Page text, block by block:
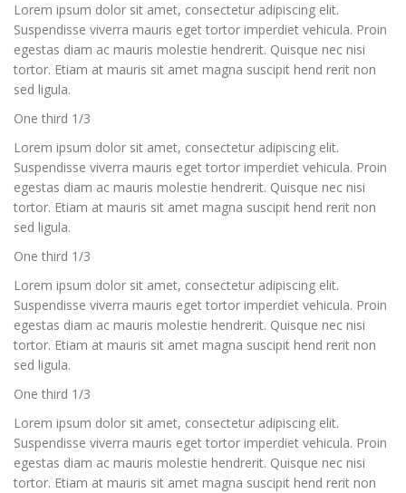
Lorem ipsum dolor sit amet, consectetur adipiscing elit.
Suspendisse viverra mauris eget tortor imperdiet vehicula. Proin
egestas diam ac mauris molestie hendrerit. Quisque nec nisi
tortor. Etiam at mauris sit amet magna suscipit hend rerit non
sed ligula.
One third 1/3
Lorem ipsum dolor sit amet, consectetur adipiscing elit.
Suspendisse viverra mauris eget tortor imperdiet vehicula. Proin
egestas diam ac mauris molestie hendrerit. Quisque nec nisi
tortor. Etiam at mauris sit amet magna suscipit hend rerit non
sed ligula.
One third 1/3
Lorem ipsum dolor sit amet, consectetur adipiscing elit.
Suspendisse viverra mauris eget tortor imperdiet vehicula. Proin
egestas diam ac mauris molestie hendrerit. Quisque nec nisi
tortor. Etiam at mauris sit amet magna suscipit hend rerit non
sed ligula.
One third 1/3
Lorem ipsum dolor sit amet, consectetur adipiscing elit.
Suspendisse viverra mauris eget tortor imperdiet vehicula. Proin
egestas diam ac mauris molestie hendrerit. Quisque nec nisi
tortor. Etiam at mauris sit amet magna suscipit hend rerit non